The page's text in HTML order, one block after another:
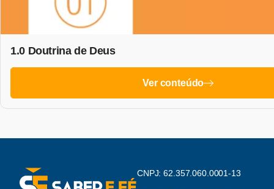
1.0 Doutrina de Deus
Ver conteúdo
CNPJ: 62.357.060.0001-13